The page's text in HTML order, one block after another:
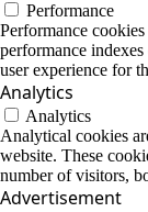
Performance
Performance
performance
user experience for
Analytics
Analytics
Analytical cookies
website. These
number of visitors,
Advertisement